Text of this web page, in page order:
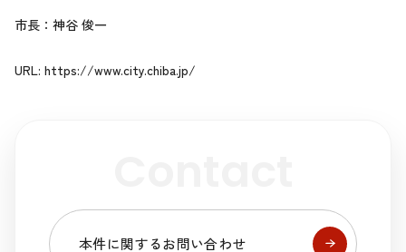
市長：神谷 俊一
URL: https://www.city.chiba.jp/
本件に関するお問い合わせ